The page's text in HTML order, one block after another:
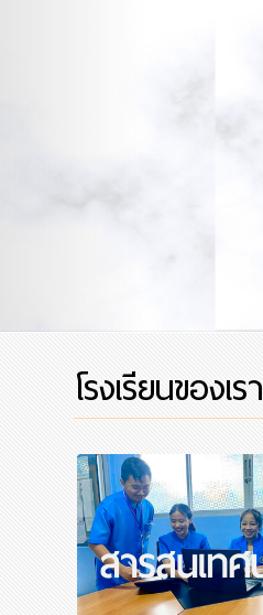
โรงเรียนของเรา